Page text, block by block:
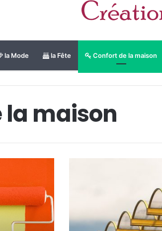
la Mode la Fête Confort de la maison
la maison